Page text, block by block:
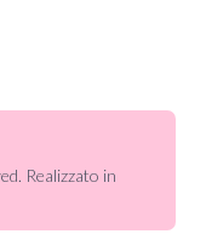
Realizzato in